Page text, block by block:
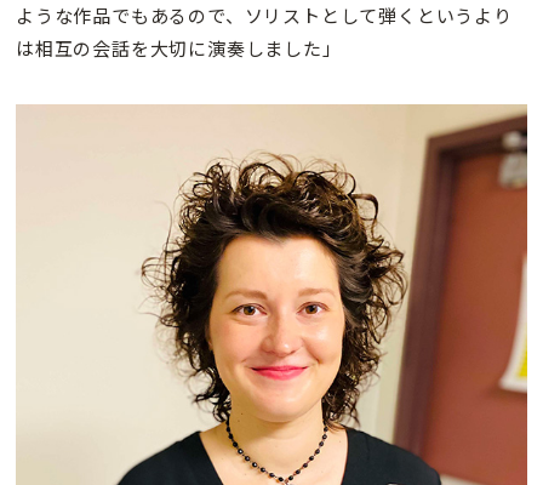
ような作品でもあるので、ソリストとして弾くというより
は相互の会話を大切に演奏しました」